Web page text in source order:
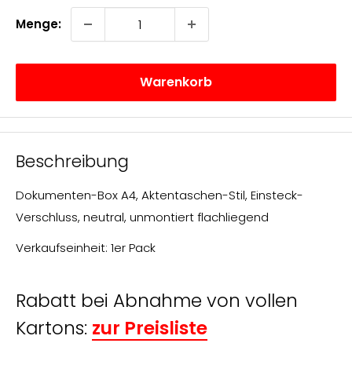
Menge:
Warenkorb
Beschreibung
Dokumenten-Box A4, Aktentaschen-Stil, Einsteck-
Verschluss, neutral, unmontiert flachliegend
Verkaufseinheit: 1er Pack
Rabatt bei Abnahme von vollen
Kartons: zur Preisliste